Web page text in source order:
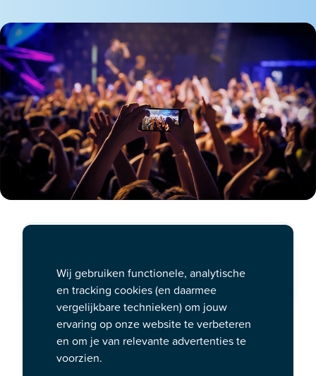
Legendarische rockklassiekers
herleefd met nieuwe frontman
vr. 25 sep. 20:30 uur
Wij gebruiken functionele, analytische
en tracking cookies (en daarmee
vergelijkbare technieken) om jouw
ervaring op onze website te verbeteren
en om je van relevante advertenties te
voorzien.